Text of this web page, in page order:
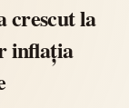
crescut la
inflația